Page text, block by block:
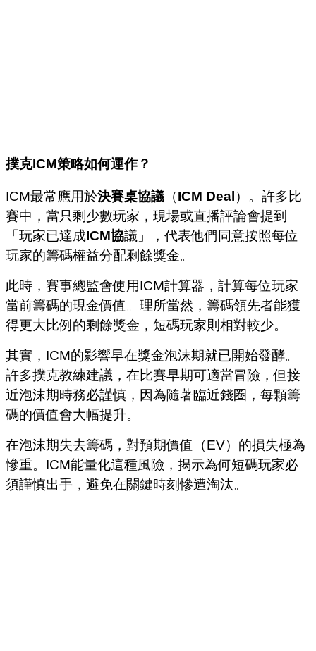
撲克ICM策略如何運作？
ICM最常應用於決賽桌協議 （ICM Deal）。許多比
賽中，當只剩少數玩家，現場或直播評論會提到
「玩家已達成ICM協議」，代表他們同意按照每位
玩家的籌碼權益分配剩餘獎金。
此時，賽事總監會使用ICM計算器，計算每位玩家
當前籌碼的現金價值。理所當然，籌碼領先者能獲
得更大比例的剩餘獎金，短碼玩家則相對較少。
其實，ICM的影響早在獎金泡沫期就已開始發酵。
許多撲克教練建議，在比賽早期可適當冒險，但接
近泡沫期時務必謹慎，因為隨著臨近錢圈，每顆籌
碼的價值會大幅提升。
在泡沫期失去籌碼，對預期價值（EV）的損失極為
慘重。ICM能量化這種風險，揭示為何短碼玩家必
須謹慎出手，避免在關鍵時刻慘遭淘汰。